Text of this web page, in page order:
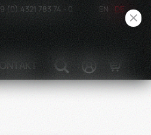
(0) 4321 783 74 - 0 EN DE